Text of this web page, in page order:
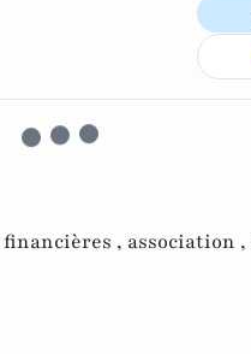
, association ,